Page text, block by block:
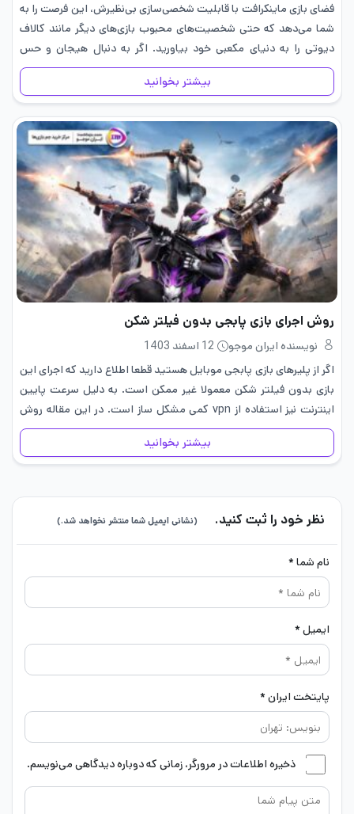
فضای بازی ماینکرافت با قابلیت شخصی‌سازی بی‌نظیرش، این فرصت را به
شما می‌دهد که حتی شخصیت‌های محبوب بازی‌های دیگر مانند کالاف
دیوتی را به دنیای مکعبی خود بیاورید. اگر به دنبال هیجان و حس
متفاوت رزمی در ماینکرافت هستید، اسکین…
بیشتر بخوانید
روش اجرای بازی پابجی بدون فیلتر شکن
نویسنده ایران موجو
12 اسفند 1403
اگر از پلیر‌های بازی پابجی موبایل هستید قطعا اطلاع دارید که اجرای این
بازی بدون فیلتر شکن معمولا غیر ممکن است. به دلیل سرعت پایین
اینترنت نیز استفاده از vpn کمی مشکل ساز است. در این مقاله روش
اجرای بازی…
بیشتر بخوانید
نظر خود را ثبت کنید. (نشانی ایمیل شما منتشر نخواهد شد.)
نام شما *
ایمیل *
پایتخت ایران *
ذخیره اطلاعات در مرورگر، زمانی که دوباره دیدگاهی می‌نویسم.